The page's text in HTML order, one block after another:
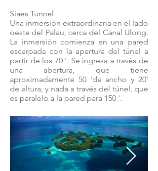
Siaes Tunnel
Una inmersión extraordinaria en el lado
oeste del Palau, cerca del Canal Ulong.
La inmersión comienza en una pared
escarpada con la apertura del túnel a
partir de los 70 '. Se ingresa a través de
una abertura, que tiene
aproximadamente 50 'de ancho y 20'
de altura, y nada a través del túnel, que
es paralelo a la pared para 150 '.